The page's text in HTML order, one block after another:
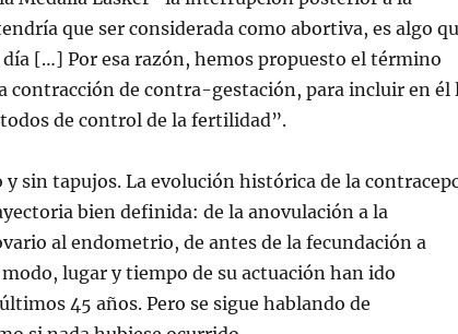
que ser considerada como abortiva, es algo
día […] Por esa razón, hemos propuesto el término
contracción de contra-gestación, para incluir en él
de control de la fertilidad”.
y sin tapujos. La evolución histórica de la
bien definida: de la anovulación a la
al endometrio, de antes de la fecundación a
modo, lugar y tiempo de su actuación han ido
45 años. Pero se sigue hablando de